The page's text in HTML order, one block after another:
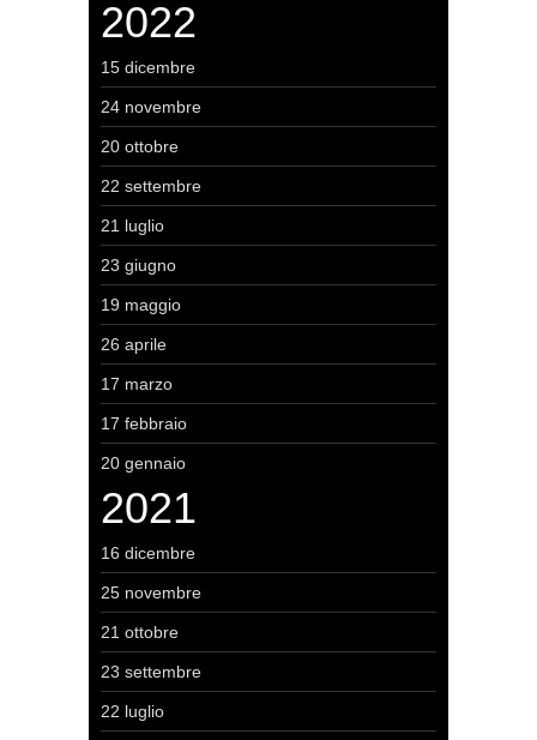
2022
15 dicembre
24 novembre
20 ottobre
22 settembre
21 luglio
23 giugno
19 maggio
26 aprile
17 marzo
17 febbraio
20 gennaio
2021
16 dicembre
25 novembre
21 ottobre
23 settembre
22 luglio